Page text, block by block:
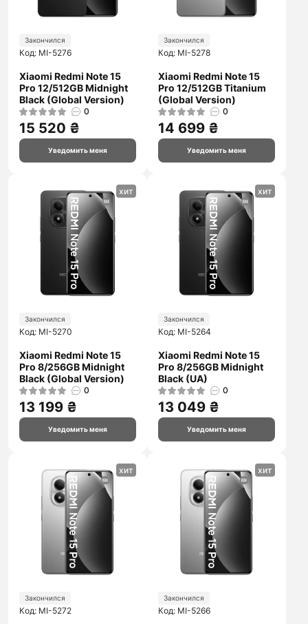
Закончился
Код: MI-5276
Xiaomi Redmi Note 15
Pro 12/512GB Midnight
Black (Global Version)
0
15 520 ₴
Уведомить меня
Закончился
Код: MI-5278
Xiaomi Redmi Note 15
Pro 12/512GB Titanium
(Global Version)
0
14 699 ₴
Уведомить меня
хит
Закончился
Код: MI-5270
Xiaomi Redmi Note 15
Pro 8/256GB Midnight
Black (Global Version)
0
13 199 ₴
Уведомить меня
хит
Закончился
Код: MI-5264
Xiaomi Redmi Note 15
Pro 8/256GB Midnight
Black (UA)
0
13 049 ₴
Уведомить меня
хит
Закончился
Код: MI-5272
хит
Закончился
Код: MI-5266